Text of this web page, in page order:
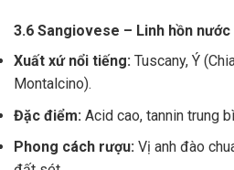
3.6 Sangiovese – Linh hồn nước
Xuất xứ nổi tiếng: Tuscany, Ý
Montalcino).
Đặc điểm: Acid cao, tannin trung
Phong cách rượu: Vị anh đào